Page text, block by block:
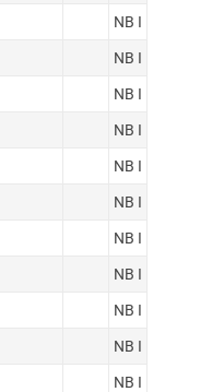
NB I
NB I
NB I
NB I
NB I
NB I
NB I
NB I
NB I
NB I
NB I